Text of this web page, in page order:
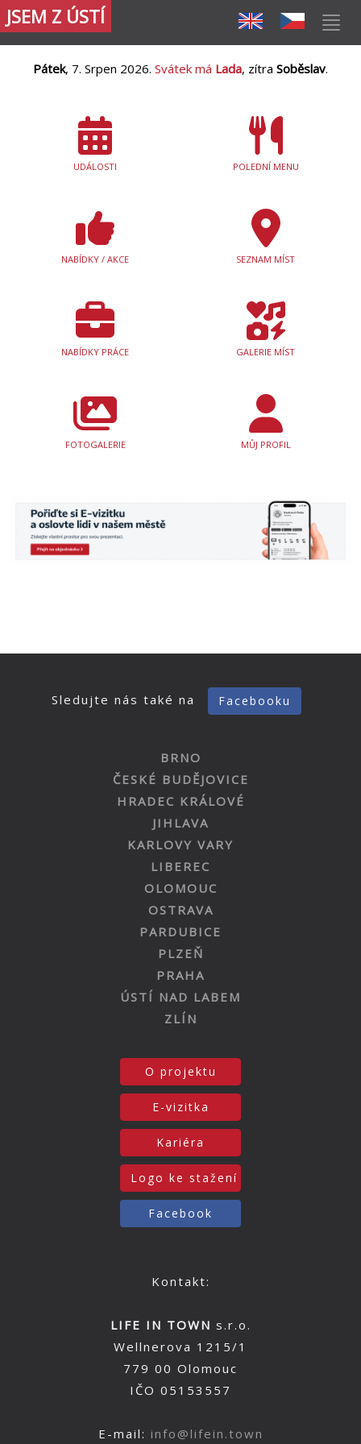
JSEM Z ÚSTÍ
Pátek, 7. Srpen 2026. Svátek má Lada, zítra Soběslav.
UDÁLOSTI POLEDNÍ MENU
NABÍDKY / AKCE SEZNAM MÍST
NABÍDKY PRÁCE GALERIE MÍST
FOTOGALERIE MŮJ PROFIL
Sledujte nás také na Facebooku
BRNO
ČESKÉ BUDĚJOVICE
HRADEC KRÁLOVÉ
JIHLAVA
KARLOVY VARY
LIBEREC
OLOMOUC
OSTRAVA
PARDUBICE
PLZEŇ
PRAHA
ÚSTÍ NAD LABEM
ZLÍN
O projektu
E-vizitka
Kariéra
Logo ke stažení
Facebook
Kontakt:
LIFE IN TOWN s.r.o.
Wellnerova 1215/1
779 00 Olomouc
IČO 05153557
E-mail: info@lifein.town